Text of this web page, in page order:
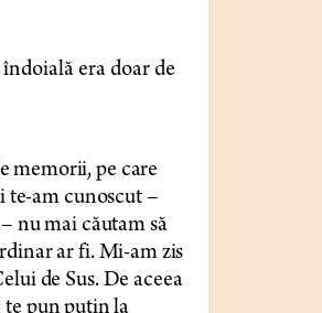
era doar de
memorii, pe care
te-am cunoscut –
nu mai căutam să
ar fi. Mi-am zis
de Sus. De aceea